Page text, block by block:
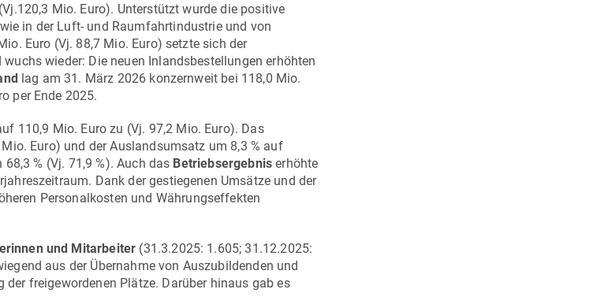
Mio. Euro). Unterstützt wurde die positive
in der Luft- und Raumfahrtindustrie und von
Euro (Vj. 88,7 Mio. Euro) setzte sich der
wieder: Die neuen Inlandsbestellungen erhöhten
lag am 31. März 2026 konzernweit bei 118,0 Mio.
per Ende 2025.
110,9 Mio. Euro zu (Vj. 97,2 Mio. Euro). Das
Euro) und der Auslandsumsatz um 8,3 % auf
% (Vj. 71,9 %). Auch das Betriebsergebnis erhöhte
Dank der gestiegenen Umsätze und der
Personalkosten und Währungseffekten
und Mitarbeiter (31.3.2025: 1.605; 31.12.2025:
aus der Übernahme von Auszubildenden und
freigewordenen Plätze. Darüber hinaus gab es